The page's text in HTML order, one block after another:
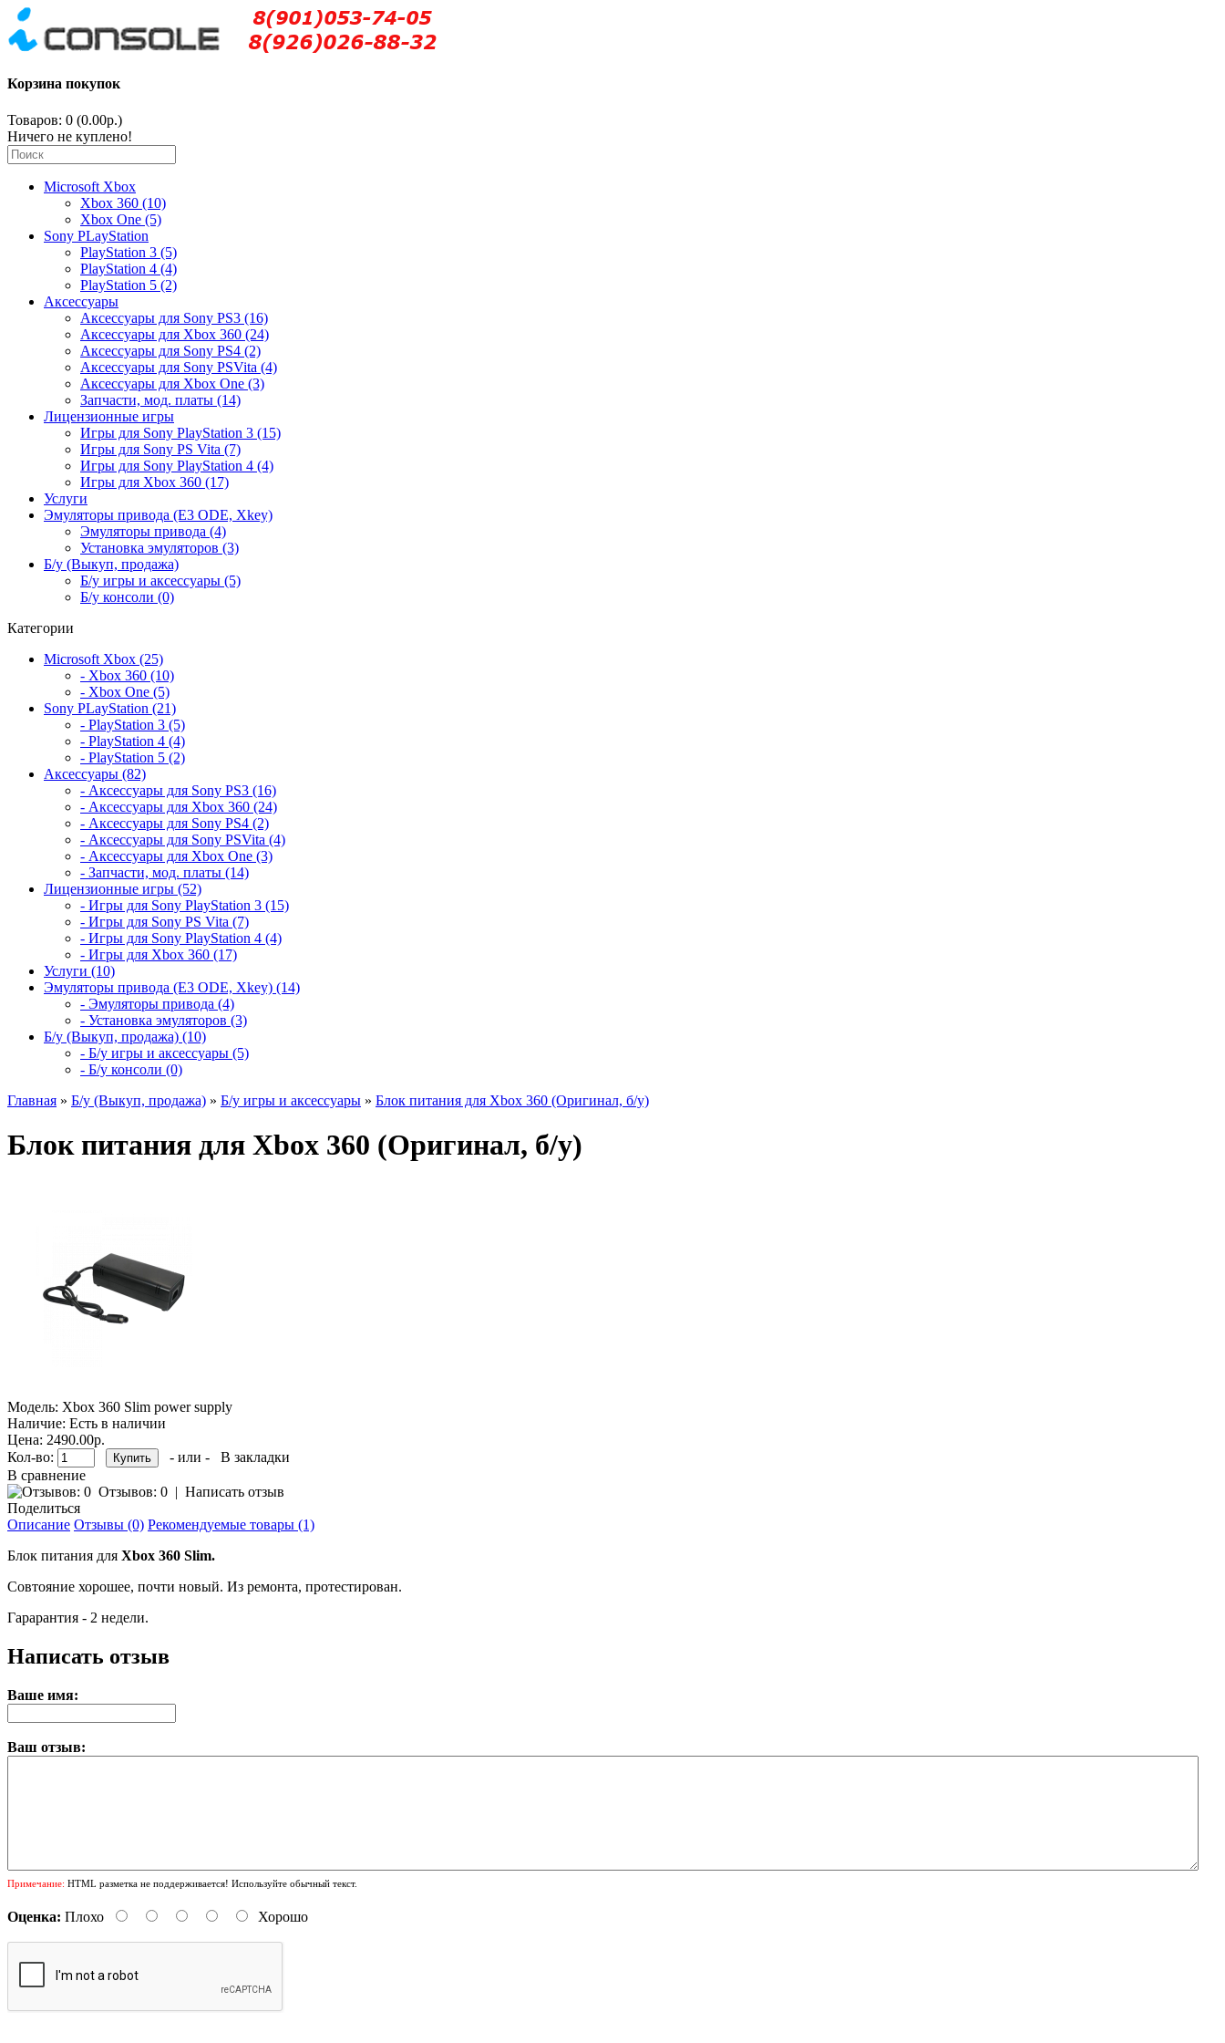
Корзина покупок
Товаров: 0 (0.00р.)
Ничего не куплено!
Microsoft Xbox
Xbox 360 (10)
Xbox One (5)
Sony PLayStation
PlayStation 3 (5)
PlayStation 4 (4)
PlayStation 5 (2)
Аксессуары
Аксессуары для Sony PS3 (16)
Аксессуары для Xbox 360 (24)
Аксессуары для Sony PS4 (2)
Аксессуары для Sony PSVita (4)
Аксессуары для Xbox One (3)
Запчасти, мод. платы (14)
Лицензионные игры
Игры для Sony PlayStation 3 (15)
Игры для Sony PS Vita (7)
Игры для Sony PlayStation 4 (4)
Игры для Xbox 360 (17)
Услуги
Эмуляторы привода (E3 ODE, Xkey)
Эмуляторы привода (4)
Установка эмуляторов (3)
Б/у (Выкуп, продажа)
Б/у игры и аксессуары (5)
Б/у консоли (0)
Категории
Microsoft Xbox (25)
- Xbox 360 (10)
- Xbox One (5)
Sony PLayStation (21)
- PlayStation 3 (5)
- PlayStation 4 (4)
- PlayStation 5 (2)
Аксессуары (82)
- Аксессуары для Sony PS3 (16)
- Аксессуары для Xbox 360 (24)
- Аксессуары для Sony PS4 (2)
- Аксессуары для Sony PSVita (4)
- Аксессуары для Xbox One (3)
- Запчасти, мод. платы (14)
Лицензионные игры (52)
- Игры для Sony PlayStation 3 (15)
- Игры для Sony PS Vita (7)
- Игры для Sony PlayStation 4 (4)
- Игры для Xbox 360 (17)
Услуги (10)
Эмуляторы привода (E3 ODE, Xkey) (14)
- Эмуляторы привода (4)
- Установка эмуляторов (3)
Б/у (Выкуп, продажа) (10)
- Б/у игры и аксессуары (5)
- Б/у консоли (0)
Главная » Б/у (Выкуп, продажа) » Б/у игры и аксессуары » Блок питания для Xbox 360 (Оригинал, б/у)
Блок питания для Xbox 360 (Оригинал, б/у)
Модель: Xbox 360 Slim power supply
Наличие: Есть в наличии
Цена: 2490.00р.
Кол-во:
- или -
В закладки
В сравнение
Отзывов: 0 | Написать отзыв
Поделиться
Описание Отзывы (0) Рекомендуемые товары (1)
Блок питания для Xbox 360 Slim.
Совтояние хорошее, почти новый. Из ремонта, протестирован.
Гарарантия - 2 недели.
Написать отзыв
Ваше имя:
Ваш отзыв:
Примечание: HTML разметка не поддерживается! Используйте обычный текст.
Оценка: Плохо Хорошо